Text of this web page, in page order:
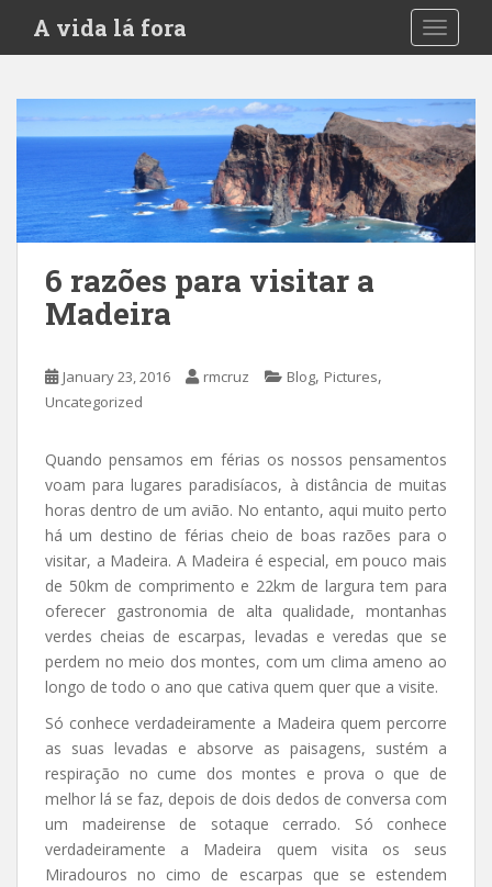
i
A vida lá fora
6 razões para visitar a
Madeira
January 23, 2016 rmcruz Blog, Pictures,
Uncategorized
Quando pensamos em férias os nossos pensamentos
voam para lugares paradisíacos, à distância de muitas
horas dentro de um avião. No entanto, aqui muito perto
há um destino de férias cheio de boas razões para o
visitar, a Madeira. A Madeira é especial, em pouco mais
de 50km de comprimento e 22km de largura tem para
oferecer gastronomia de alta qualidade, montanhas
verdes cheias de escarpas, levadas e veredas que se
perdem no meio dos montes, com um clima ameno ao
longo de todo o ano que cativa quem quer que a visite.
Só conhece verdadeiramente a Madeira quem percorre
as suas levadas e absorve as paisagens, sustém a
respiração no cume dos montes e prova o que de
melhor lá se faz, depois de dois dedos de conversa com
um madeirense de sotaque cerrado. Só conhece
verdadeiramente a Madeira quem visita os seus
Miradouros no cimo de escarpas que se estendem